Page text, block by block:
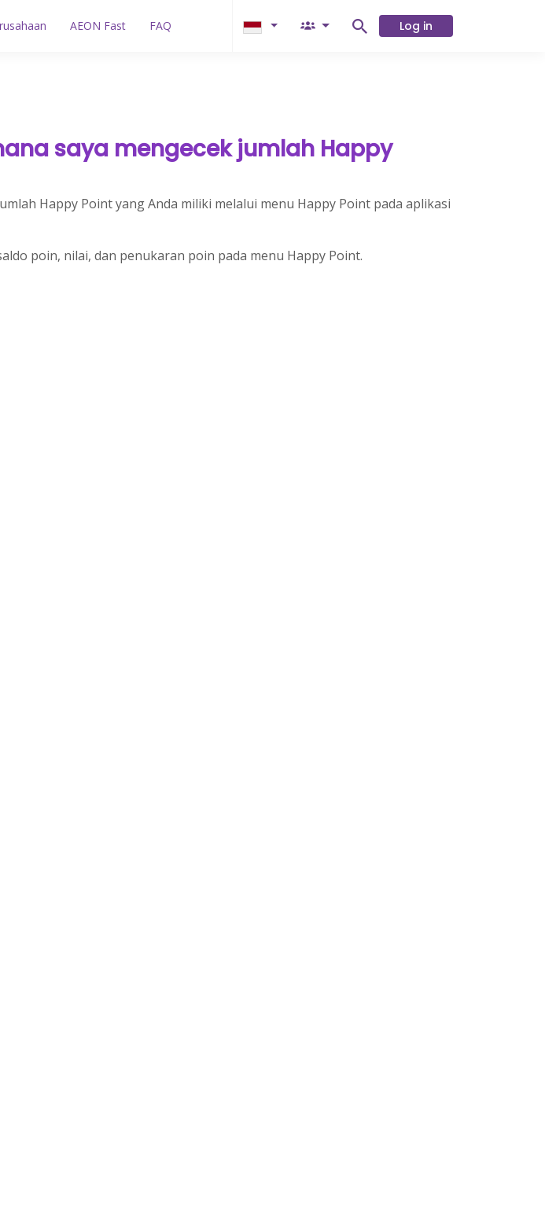
AEON Fast FAQ Log in
saya mengecek jumlah Happy
Happy Point yang Anda miliki melalui menu Happy Point pada aplikasi
poin, nilai, dan penukaran poin pada menu Happy Point.